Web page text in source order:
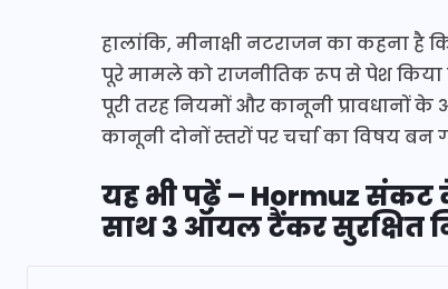
हालांकि, मीनाक्षी नटराजन का कहना
पूरे मामले को राजनीतिक रूप से पेश किया
पूरी तरह नियमों और कानूनी प्रावधानों
कानूनी दोनों स्तरों पर चर्चा का विषय बन
यह भी पढ़ें – Hormuz संकट
साथ 3 ऑयल टैंकर सुरक्षित